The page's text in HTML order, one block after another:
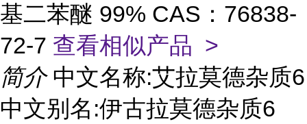
基二苯醚 99% CAS：76838-
72-7 查看相似产品 >
简介 中文名称:艾拉莫德杂质6
中文别名:伊古拉莫德杂质6